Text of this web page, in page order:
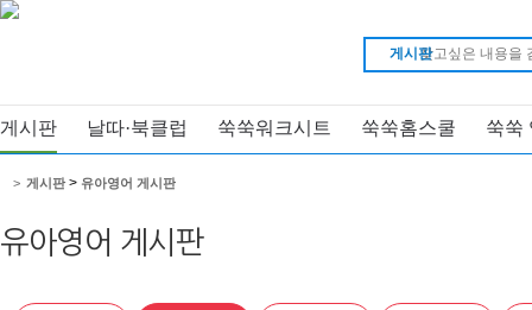
게시판
게시판 날따·북클럽 쑥쑥워크시트 쑥쑥홈스쿨 쑥쑥
유아영어 게시판
> 게시판> 유아영어 게시판